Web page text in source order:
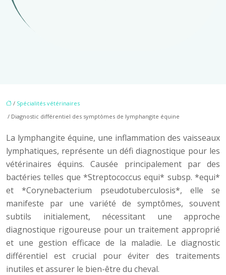
/ Spécialités vétérinaires
/ Diagnostic différentiel des symptômes de lymphangite équine
La lymphangite équine, une inflammation des vaisseaux
lymphatiques, représente un défi diagnostique pour les
vétérinaires équins. Causée principalement par des
bactéries telles que *Streptococcus equi* subsp. *equi*
et *Corynebacterium pseudotuberculosis*, elle se
manifeste par une variété de symptômes, souvent
subtils initialement, nécessitant une approche
diagnostique rigoureuse pour un traitement approprié
et une gestion efficace de la maladie. Le diagnostic
différentiel est crucial pour éviter des traitements
inutiles et assurer le bien-être du cheval.